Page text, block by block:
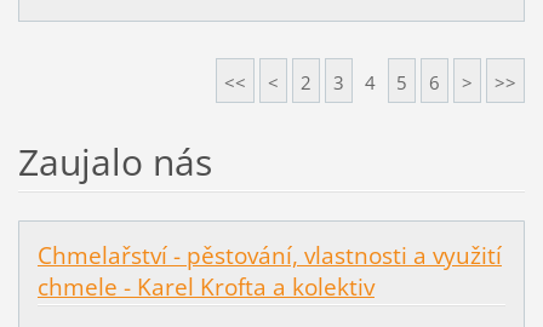
<< < 2 3 4 5 6 > >>
Zaujalo nás
Chmelařství - pěstování, vlastnosti a využití
chmele - Karel Krofta a kolektiv